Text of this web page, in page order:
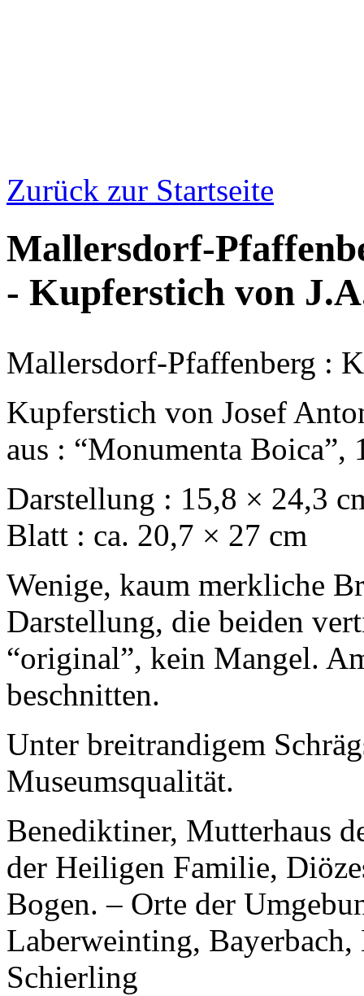
Zurück zur Startseite
Mallersdorf-
- Kupferstich von
Mallersdorf-Pfaffenberg :
Kupferstich von Josef
aus : “Monumenta Boica”,
Darstellung : 15,8 × 24,3
Blatt : ca. 20,7 × 27 cm
Wenige, kaum merkliche
Darstellung, die beiden
“original”, kein Mangel.
beschnitten.
Unter breitrandigem
Museumsqualität.
Benediktiner, Mutterhaus
der Heiligen Familie,
Bogen. – Orte der
Laberweinting,
Schierling